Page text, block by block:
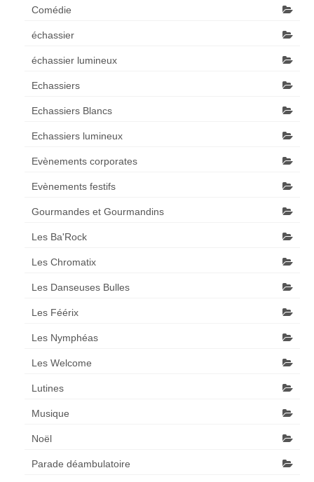
Comédie
échassier
échassier lumineux
Echassiers
Echassiers Blancs
Echassiers lumineux
Evènements corporates
Evènements festifs
Gourmandes et Gourmandins
Les Ba'Rock
Les Chromatix
Les Danseuses Bulles
Les Féérix
Les Nymphéas
Les Welcome
Lutines
Musique
Noël
Parade déambulatoire